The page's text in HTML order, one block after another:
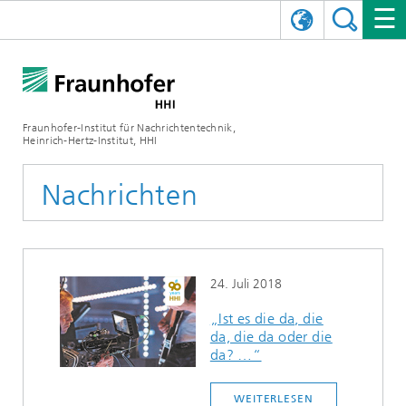
Fraunhofer-Institut für Nachrichtentechnik,
Heinrich-Hertz-Institut, HHI
Organisationsplan
Forschungsbereiche
AI & Video
Qualitätsmanagement
Mobilität
Kompression
Multimedia
Digitaler Zwilling
Videokommunikation und Applikationen
Vision and Imaging Technologies
Künstliche Intelligenz
KOMMUNIKATION & NETZE
Drahtlose Kommunikation und Netze
Photonische Netze und Systeme
PHOTONISCHE KOMPONENTEN & SYSTEME
Hybride Integration und Sensorik
InP und HF
NACHRICHTEN
Archiv
2025
PRESSEMITTEILUNGEN
JAHRESBERICHTE
VERANSTALTUNGEN
SHOWROOMS
SCIENCE TECH SPACE
KARRIERE
UNSERE STELLEN
WEITERE INFOS ZUM FRAUNHOFER HHI ALS ARBEITGEBER
Nachrichten
24. Juli 2018
„Ist es die da, die
da, die da oder die
da? …“
WEITERLESEN